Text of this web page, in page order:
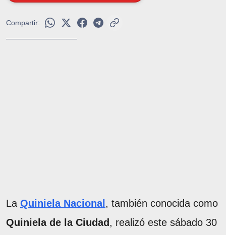
Compartir:
La Quiniela Nacional, también conocida como
Quiniela de la Ciudad, realizó este sábado 30